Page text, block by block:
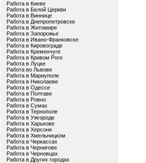
Работа в Киеве
Работа в Белой Церкви
Работа в Виннице
Работа в Днепропетровске
Работа в Житомире
Работа в Запорожье
Работа в Ивано-Франковске
Работа в Кировограде
Работа в Кременчуге
Работа в Кривом Роге
Работа в Луцке
Работа во Львове
Работа в Мариуполе
Работа в Николаеве
Работа в Одессе
Работа в Полтаве
Работа в Ровно
Работа в Сумах
Работа в Тернополе
Работа в Ужгороде
Работа в Харькове
Работа в Херсоне
Работа в Хмельницком
Работа в Черкассах
Работа в Чернигове
Работа в Черновцах
Работа в Других городах